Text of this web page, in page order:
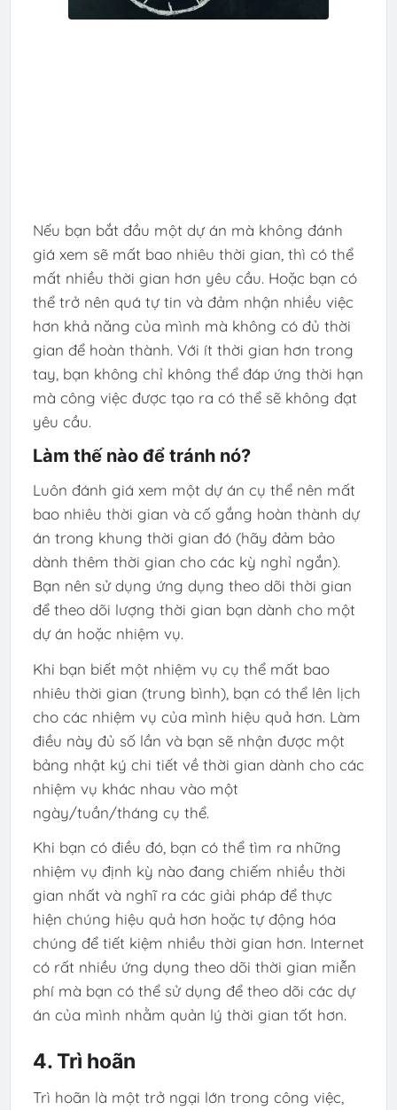
Nếu bạn bắt đầu một dự án mà không đánh
giá xem sẽ mất bao nhiêu thời gian, thì có thể
mất nhiều thời gian hơn yêu cầu. Hoặc bạn có
thể trở nên quá tự tin và đảm nhận nhiều việc
hơn khả năng của mình mà không có đủ thời
gian để hoàn thành. Với ít thời gian hơn trong
tay, bạn không chỉ không thể đáp ứng thời hạn
mà công việc được tạo ra có thể sẽ không đạt
yêu cầu.
Làm thế nào để tránh nó?
Luôn đánh giá xem một dự án cụ thể nên mất
bao nhiêu thời gian và cố gắng hoàn thành dự
án trong khung thời gian đó (hãy đảm bảo
dành thêm thời gian cho các kỳ nghỉ ngắn).
Bạn nên sử dụng ứng dụng theo dõi thời gian
để theo dõi lượng thời gian bạn dành cho một
dự án hoặc nhiệm vụ.
Khi bạn biết một nhiệm vụ cụ thể mất bao
nhiêu thời gian (trung bình), bạn có thể lên lịch
cho các nhiệm vụ của mình hiệu quả hơn. Làm
điều này đủ số lần và bạn sẽ nhận được một
bảng nhật ký chi tiết về thời gian dành cho các
nhiệm vụ khác nhau vào một
ngày/tuần/tháng cụ thể.
Khi bạn có điều đó, bạn có thể tìm ra những
nhiệm vụ định kỳ nào đang chiếm nhiều thời
gian nhất và nghĩ ra các giải pháp để thực
hiện chúng hiệu quả hơn hoặc tự động hóa
chúng để tiết kiệm nhiều thời gian hơn. Internet
có rất nhiều ứng dụng theo dõi thời gian miễn
phí mà bạn có thể sử dụng để theo dõi các dự
án của mình nhằm quản lý thời gian tốt hơn.
4. Trì hoãn
Trì hoãn là một trở ngại lớn trong công việc,